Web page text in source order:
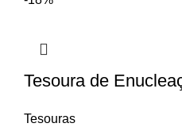
Tesoura de
Tesouras